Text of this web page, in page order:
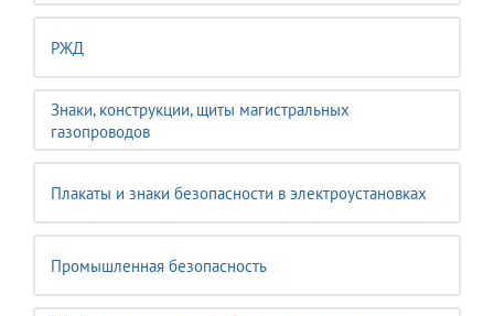
РЖД
Знаки, конструкции, щиты магистральных
газопроводов
Плакаты и знаки безопасности в электроустановках
Промышленная безопасность